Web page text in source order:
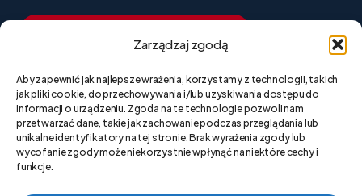
Zarządzaj zgodą
Aby zapewnić jak najlepsze wrażenia, korzystamy z technologii, takich
jak pliki cookie, do przechowywania i/lub uzyskiwania dostępu do
informacji o urządzeniu. Zgoda na te technologie pozwoli nam
przetwarzać dane, takie jak zachowanie podczas przeglądania lub
unikalne identyfikatory na tej stronie. Brak wyrażenia zgody lub
wycofanie zgody może niekorzystnie wpłynąć na niektóre cechy i
funkcje.
Napiszdonas
Polityka prywatności strony